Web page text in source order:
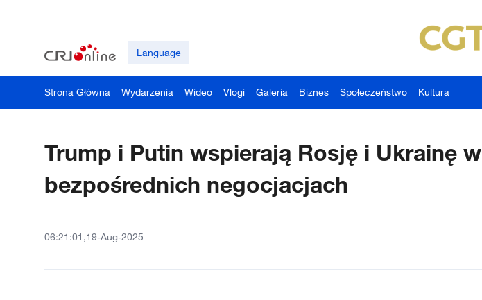
Language
Strona Główna Wydarzenia Wideo Vlogi Galeria Biznes Społeczeństwo Kultura
Trump i Putin wspierają Rosję i Ukrainę w
bezpośrednich negocjacjach
06:21:01,19-Aug-2025